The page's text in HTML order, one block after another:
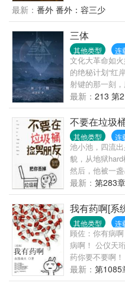
疯狂囤货模式
的狗子。磨好
仇报仇有恩报
狗，在文明丧失
最新： 番外 番外：容三少
三体
其他类型 连
文化大革命如
的绝秘计划“红
射键的那一刻
底改变了人类
啼鸣，以太阳
光年外，“三体
太阳主导下的
而恰在此时。
超技术锁死地
宙舰队开始向
最新： 213 第
不要在垃圾
其他类型 连
池小池，四流
貌，从地狱hard
然后，他被一
好，渣攻回收
为计量单位，
友情提示一下
奉献与牺牲，
开……池小池：
坛算多少后悔
……1、1v1,he,
攻是系统，不
2、没肉，拉灯
最新： 第283
我有药啊[系
其他类型 连
顾佐：你有病
病啊！ 公仪天
药你要不要啊
佐：你要多少
顾佐：…… 简单
最新： 第1085